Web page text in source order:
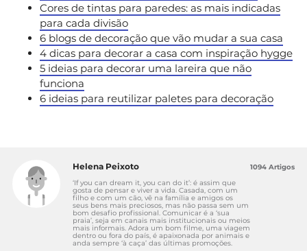
Cores de tintas para paredes: as mais indicadas
para cada divisão
6 blogs de decoração que vão mudar a sua casa
4 dicas para decorar a casa com inspiração hygge
5 ideias para decorar uma lareira que não
funciona
6 ideias para reutilizar paletes para decoração
Helena Peixoto
‘If you can dream it, you can do it’: é assim que
gosta de pensar e viver a vida. Casada, com um
filho e com um cão, vê na família e amigos os
seus bens mais preciosos, mas não passa sem um
bom desafio profissional. Comunicar é a ‘sua
praia’, seja em canais mais institucionais ou meios
mais informais. Adora um bom filme, uma viagem
dentro ou fora do país, é apaixonada por animais e
anda sempre ‘à caça’ das últimas promoções.
1094 Artigos